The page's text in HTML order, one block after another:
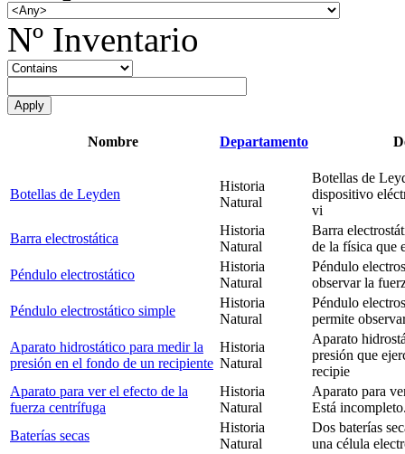
Nº Inventario
Nombre Departamento
Botellas de Leyden
Historia
Natural
Botellas de
dispositivo
vi
Barra electrostática
Historia
Natural
Barra
de la física que
Péndulo electrostático
Historia
Natural
Péndulo
observar la
Péndulo electrostático simple
Historia
Natural
Péndulo
permite
Aparato hidrostático para medir la
presión en el fondo de un recipiente
Historia
Natural
Aparato
presión que
recipie
Aparato para ver el efecto de la
fuerza centrífuga
Historia
Natural
Aparato para
Está
Baterías secas
Historia
Natural
Dos baterías
una célula